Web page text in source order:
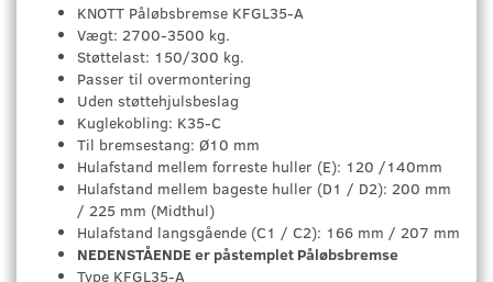
KNOTT Påløbsbremse KFGL35-A
Vægt: 2700-3500 kg.
Støttelast: 150/300 kg.
Passer til overmontering
Uden støttehjulsbeslag
Kuglekobling: K35-C
Til bremsestang: Ø10 mm
Hulafstand mellem forreste huller (E): 120 /140mm
Hulafstand mellem bageste huller (D1 / D2): 200 mm
/ 225 mm (Midthul)
Hulafstand langsgående (C1 / C2): 166 mm / 207 mm
NEDENSTÅENDE er påstemplet Påløbsbremse
Type KFGL35-A